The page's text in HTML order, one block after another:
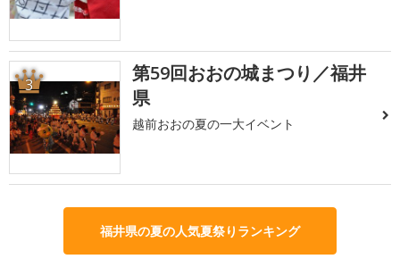
3
第59回おおの城まつり／福井
県
越前おおの夏の一大イベント
福井県の夏の人気夏祭りランキング